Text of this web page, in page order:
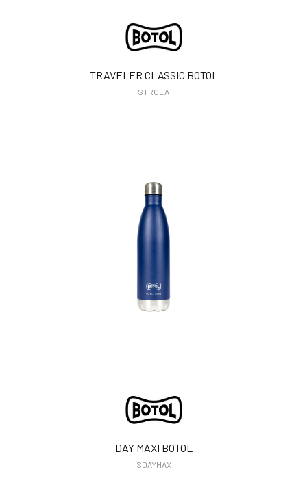
TRAVELER CLASSIC BOTOL
STRCLA
DAY MAXI BOTOL
SDAYMAX